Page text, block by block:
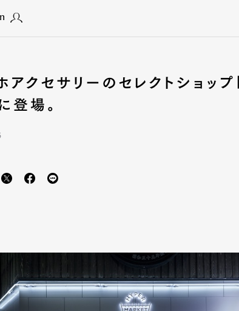
アクセサリーのセレクトショップ
登場。